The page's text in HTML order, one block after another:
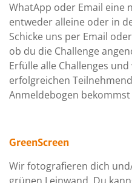
WhatApp oder Email eine
entweder alleine oder in
Schicke uns per Email
ob du die Challenge
Erfülle alle Challenges
erfolgreichen
Anmeldebogen
GreenScreen
Wir fotografieren dich